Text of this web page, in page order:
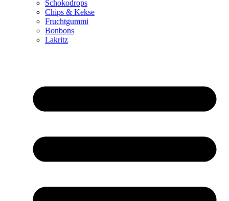
Schokodrops
Chips & Kekse
Fruchtgummi
Bonbons
Lakritz